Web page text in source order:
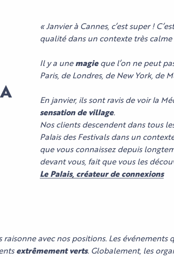
« Janvier à Cannes, c’est super !
qualité dans un contexte très calme
Il y a unemagieque l’on ne peut
Paris, de Londres, de New York, de
En janvier, ils sont ravis de voir la
sensation de village.
Nos clients descendent dans tous
Palais des Festivals dans un
que vous connaissez depuis
devant vous, fait que vous les
Le Palais, créateur de connexions
avec nos positions. Les événements
extrêmement verts. Globalement, les